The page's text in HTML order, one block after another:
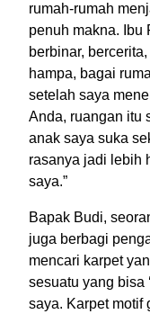
rumah-rumah
penuh makna. Ibu
berbinar,
hampa, bagai
setelah saya
Anda, ruangan itu
anak saya suka
rasanya jadi lebih
saya.”
Bapak Budi,
juga berbagi
mencari karpet
sesuatu yang bisa
saya. Karpet motif